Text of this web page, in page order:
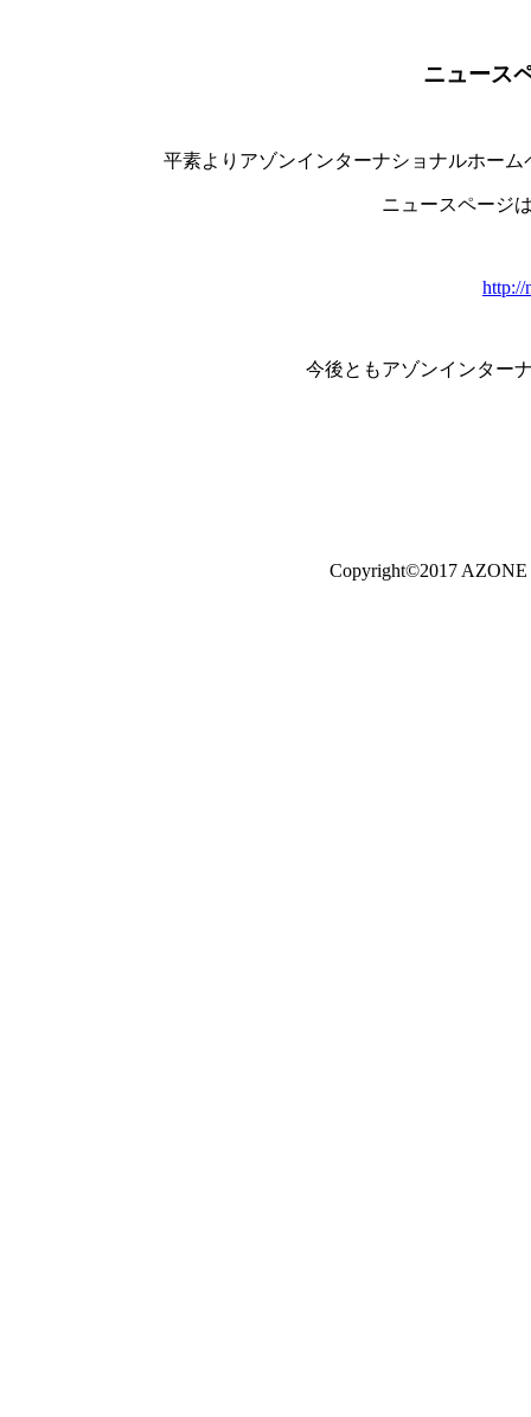
ニュース
平素よりアゾンインターナショナルホー
ニュースページ
http://
今後ともアゾンインター
Copyright©2017